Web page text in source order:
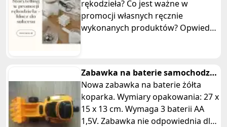
rękodzieła? Co jest ważne w
promocji własnych ręcznie
wykonanych produktów? Opwiedz
Zabawka na baterie samochodzik
koparka
Nowa zabawka na baterie żółta
koparka. Wymiary opakowania: 27 x
15 x 13 cm. Wymaga 3 baterii AA
1,5V. Zabawka nie odpowiednia dla